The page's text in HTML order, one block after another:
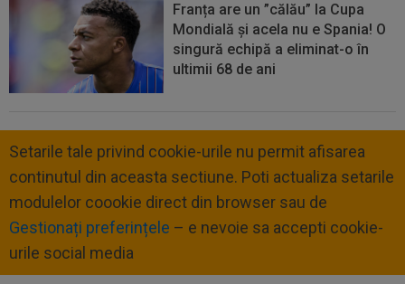
Franța are un ”călău” la Cupa
Mondială și acela nu e Spania! O
singură echipă a eliminat-o în
ultimii 68 de ani
Setarile tale privind cookie-urile nu permit afisarea
continutul din aceasta sectiune. Poti actualiza setarile
modulelor coookie direct din browser sau de
Gestionați preferințele – e nevoie sa accepti cookie-
urile social media